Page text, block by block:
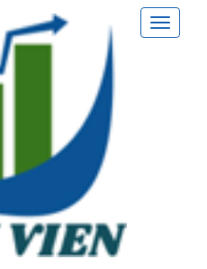
Toggle